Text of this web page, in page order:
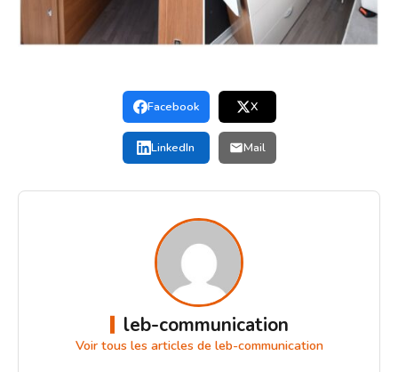
Facebook X
LinkedIn Mail
leb-communication
Voir tous les articles de leb-communication